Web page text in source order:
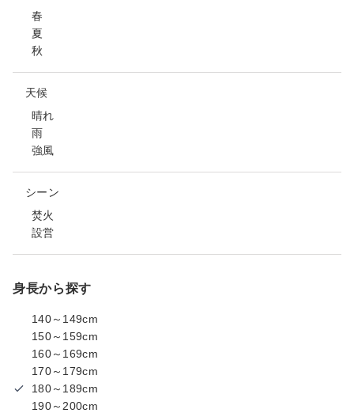
春
夏
秋
天候
晴れ
雨
強風
シーン
焚火
設営
身長から探す
140～149cm
150～159cm
160～169cm
170～179cm
180～189cm
190～200cm